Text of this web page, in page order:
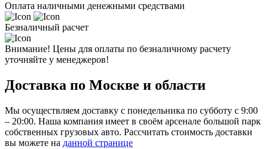
Оплата наличными денежными средствами
Безналичный расчет
Внимание! Цены для оплаты по безналичному расчету
уточняйте у менеджеров!
Доставка по Москве и области
Мы осуществляем доставку с понедельника по субботу с 9:00
– 20:00. Наша компания имеет в своём арсенале большой парк
собственных грузовых авто. Рассчитать стоимость доставки
вы можете на данной странице